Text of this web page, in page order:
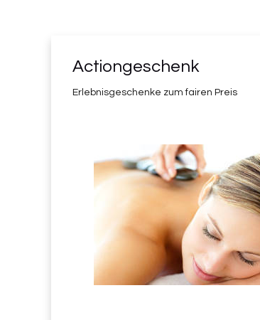
Actiongeschenk
Erlebnisgeschenke zum fairen Preis